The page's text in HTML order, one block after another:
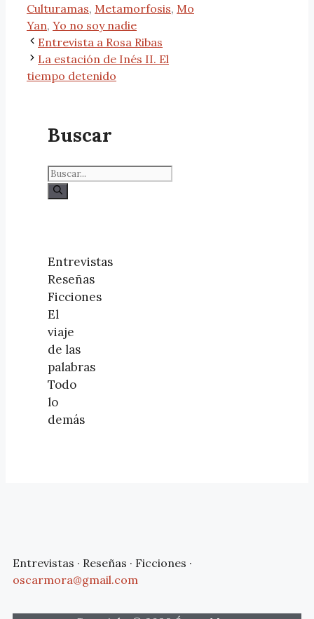
Culturamas, Metamorfosis, Mo
Yan, Yo no soy nadie
Entrevista a Rosa Ribas
La estación de Inés II. El
tiempo detenido
Buscar
Entrevistas
Reseñas
Ficciones
El
viaje
de las
palabras
Todo
lo
demás
Entrevistas · Reseñas · Ficciones ·
oscarmora@gmail.com